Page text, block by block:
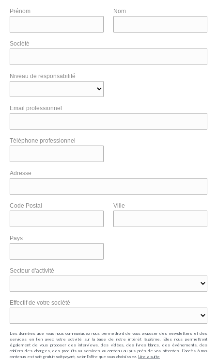
Prénom Nom
Société
Niveau de responsabilité
Email professionnel
Téléphone professionnel
Adresse
Code Postal Ville
Pays
Secteur d'activité
Effectif de votre société
Les données que vous nous communiquez nous permettront de vous proposer des newsletters et des
services en lien avec votre activité sur la base de notre intérêt légitime. Elles nous permettront
également de vous proposer des interviews, des vidéos, des livres blancs, des événements, des
cahiers des charges, des produits ou services au contenu au plus près de vos attentes. L'accès à nos
contenus est soit gratuit soit payant, selon l'offre que vous choisissez. Lire la suite